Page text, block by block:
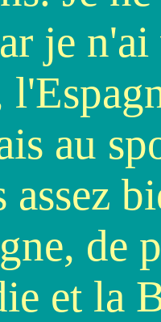
je
au
assez
de
et la